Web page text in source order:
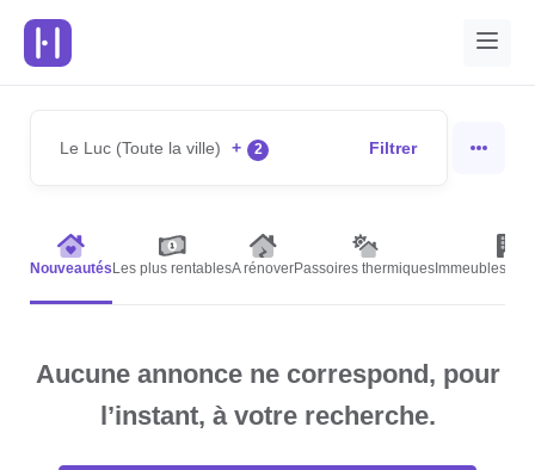
Le Luc (Toute la ville) + 2 Filtrer
Nouveautés Les plus rentablesA rénoverPassoires thermiques Immeubles de
Aucune annonce ne correspond, pour
l’instant, à votre recherche.